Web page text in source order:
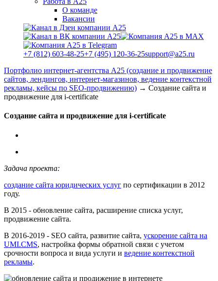
О команде
Вакансии
+7 (812) 603-48-25+7 (495) 120-36-25support@a25.ru
Портфолио интернет-агентства А25 (создание и продвижение
сайтов, лендингов, интернет-магазинов, ведение контекстной
рекламы, кейсы по SEO-продвижению) → Создание сайта и
продвижение для i-certificate
Создание сайта и продвижение для i-certificate
Задача проекта:
создание сайта юридических услуг по сертификации в 2012
году.
В 2015 - обновление сайта, расширение списка услуг,
продвижение сайта.
В 2016-2019 - SEO сайта, развитие сайта, ускорение сайта на
UMI.CMS, настройка формы обратной связи с учетом
срочности вопроса и вида услуги и ведение контекстной
рекламы.